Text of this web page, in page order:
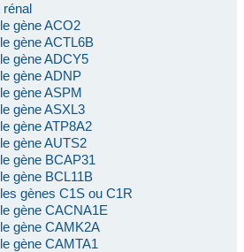
rénal
gène ACO2
gène ACTL6B
gène ADCY5
gène ADNP
gène ASPM
gène ASXL3
gène ATP8A2
gène AUTS2
gène BCAP31
gène BCL11B
gènes C1S ou C1R
gène CACNA1E
gène CAMK2A
gène CAMTA1